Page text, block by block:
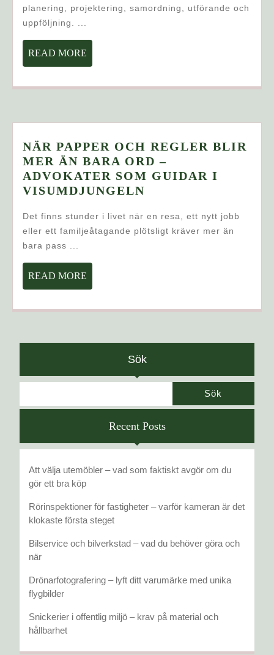
FRÅN
planering, projektering, samordning, utförande och
uppföljning. ...
READ MORE
MORE
NÄR PAPPER OCH REGLER BLIR
MER ÄN BARA ORD –
ADVOKATER SOM GUIDAR I
VISUMDJUNGELN
OCH
REGLER
ORD
GUIDAR
I
VISUMDJUNGELN
Det finns stunder i livet när en resa, ett nytt jobb
eller ett familjeåtagande plötsligt kräver mer än
bara pass ...
READ MORE
MORE
Sök
Sök
Recent Posts
Att välja utemöbler – vad som faktiskt avgör om du
gör ett bra köp
Rörinspektioner för fastigheter – varför kameran är det
klokaste första steget
Bilservice och bilverkstad – vad du behöver göra och
när
Drönarfotografering – lyft ditt varumärke med unika
flygbilder
Snickerier i offentlig miljö – krav på material och
hållbarhet